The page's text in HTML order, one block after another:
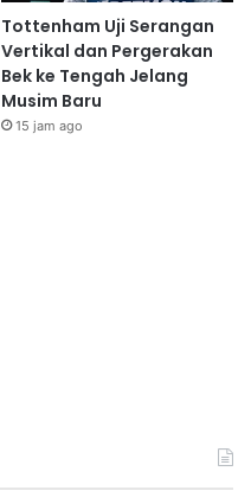
Tottenham Uji Serangan
Vertikal dan Pergerakan
Bek ke Tengah Jelang
Musim Baru
15 jam ago